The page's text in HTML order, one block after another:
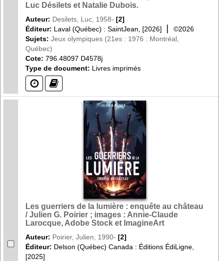
Luc Désilets et Natalie Dubois.
Auteur: Desilets, Luc, 1958- [2]
Éditeur: Laval (Québec) : SaintJean, [2026] |
©2026
Sujets: Jeux olympiques (21es : 1976 : Montréal,
Québec)
Cote: 796.48097 D4578j
Type de document: Livres imprimés
(?) (?)
Les guerriers de la lumière : enquête au château
/ Julien G. Poirier ; images : Annie-Claude
Larocque, Adobe Stock et ImagineArt
Auteur: Poirier, Julien, 1990- [2]
Éditeur: Delson (Québec) Canada : Éditions ÉdiLigne,
[2025]